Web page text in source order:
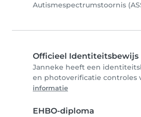
Autismespectrumstoornis
Officieel Identiteitsbewijs
Janneke heeft een
en photoverificatie controles
informatie
EHBO-diploma